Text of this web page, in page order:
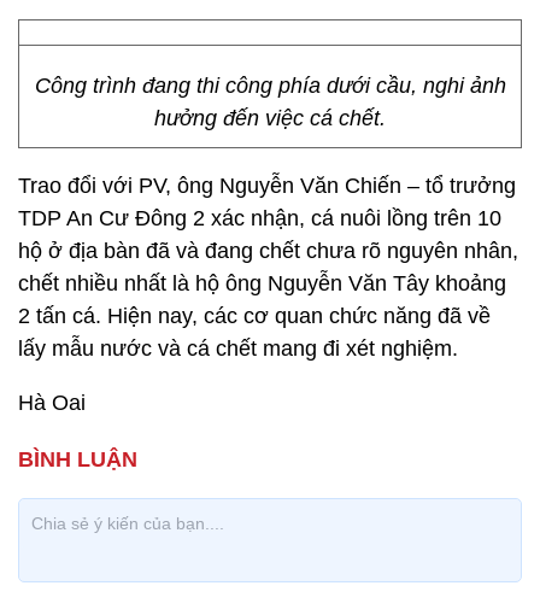
Công trình đang thi công phía dưới cầu, nghi ảnh
hưởng đến việc cá chết.
Trao đổi với PV, ông Nguyễn Văn Chiến – tổ trưởng
TDP An Cư Đông 2 xác nhận, cá nuôi lồng trên 10
hộ ở địa bàn đã và đang chết chưa rõ nguyên nhân,
chết nhiều nhất là hộ ông Nguyễn Văn Tây khoảng
2 tấn cá. Hiện nay, các cơ quan chức năng đã về
lấy mẫu nước và cá chết mang đi xét nghiệm.
Hà Oai